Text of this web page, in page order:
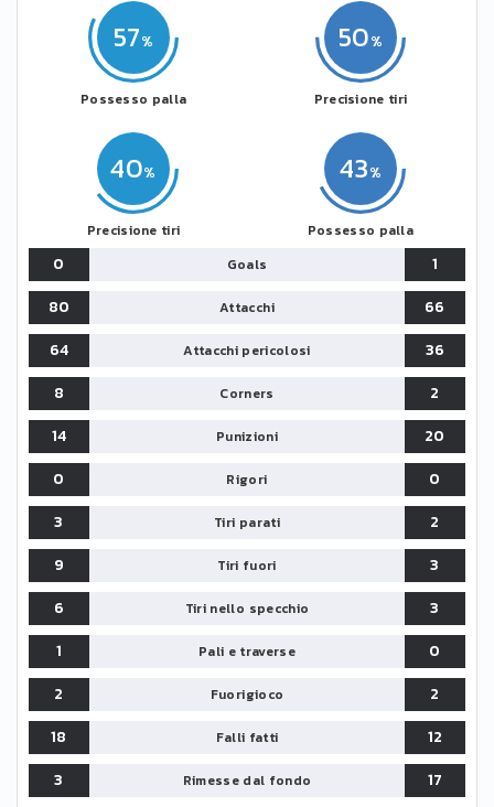
57
Possesso palla
40
Precisione tiri
43
Possesso palla
50
Precisione tiri
0 Goals
1
80
Attacchi
66
64
Attacchi pericolosi
36
8
Corners
2
14
Punizioni
20
0
Rigori
0
3
Tiri parati
2
9
Tiri fuori
3
6
Tiri nello specchio
3
1
Pali e traverse
0
2
Fuorigioco
2
18
Falli fatti
12
3
Rimesse dal fondo
17